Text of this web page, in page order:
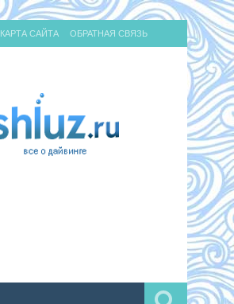
КАРТА САЙТА ОБРАТНАЯ СВЯЗЬ